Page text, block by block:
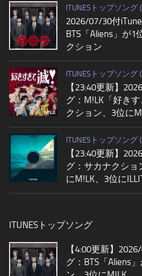
ITUNESトップソング
2026/07/30付
BTS「Aliens」が1
クション
ITUNESトップソング
【23:40更新】
グ：M!LK「好き
クション、3位に
ITUNESトップソング
【23:40更新】
グ：サカナクショ
にM!LK、3位に
ITUNESトップソング
【4:00更新】
グ：BTS「Aliens